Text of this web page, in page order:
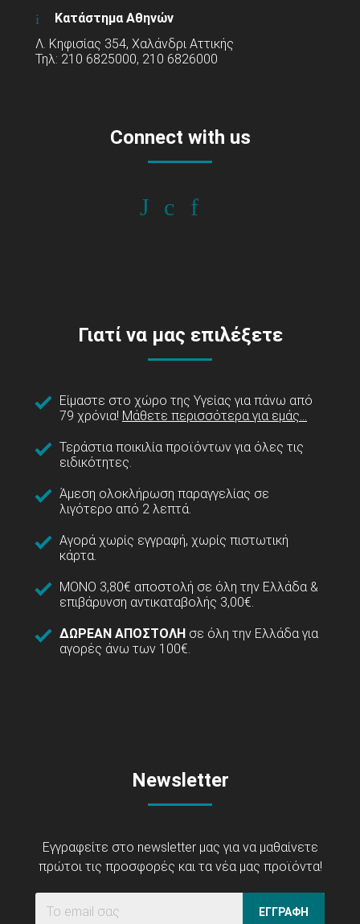
Κατάστημα Αθηνών
Λ. Κηφισίας 354, Χαλάνδρι Αττικής
Τηλ: 210 6825000, 210 6826000
Connect with us
Γιατί να μας επιλέξετε
Είμαστε στο χώρο της Υγείας για πάνω από
79 χρόνια! Μάθετε περισσότερα για εμάς...
Τεράστια ποικιλία προϊόντων για όλες τις
ειδικότητες.
Άμεση ολοκλήρωση παραγγελίας σε
λιγότερο από 2 λεπτά.
Αγορά χωρίς εγγραφή, χωρίς πιστωτική
κάρτα.
ΜΟΝΟ 3,80€ αποστολή σε όλη την Ελλάδα &
επιβάρυνση αντικαταβολής 3,00€.
ΔΩΡΕΑΝ ΑΠΟΣΤΟΛΗ σε όλη την Ελλάδα για
αγορές άνω των 100€.
Newsletter
Εγγραφείτε στο newsletter μας για να μαθαίνετε
πρώτοι τις προσφορές και τα νέα μας προϊόντα!
ΕΓΓΡΑΦΗ